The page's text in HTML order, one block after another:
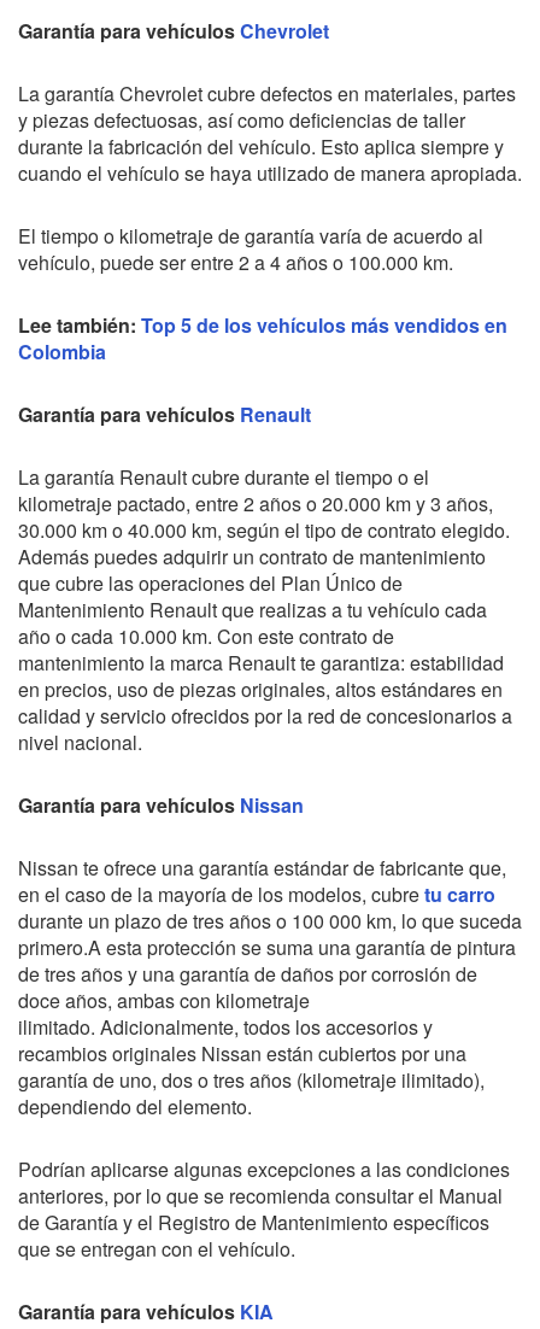
Garantía para vehículosChevrolet
La garantía Chevrolet cubre defectos en materiales, partes
y piezas defectuosas, así como deficiencias de taller
durante la fabricación del vehículo. Esto aplica siempre y
cuando el vehículo se haya utilizado de manera apropiada.
El tiempo o kilometraje de garantía varía de acuerdo al
vehículo, puede ser entre 2 a 4 años o 100.000 km.
Lee también: Top 5 de los vehículos más vendidos en
Colombia
Garantía para vehículos Renault
La garantía Renault cubre durante el tiempo o el
kilometraje pactado, entre2 años o 20.000 km y 3 años,
30.000 km o 40.000 km, según el tipo de contrato elegido.
Además puedes adquirir un contrato de mantenimiento
que cubre las operaciones del Plan Único de
Mantenimiento Renault que realizas a tu vehículo cada
año o cada 10.000 km. Con este contrato de
mantenimiento la marca Renault te garantiza: estabilidad
en precios, uso de piezas originales, altos estándares en
calidad y servicio ofrecidos por la red de concesionarios a
nivel nacional.
Garantía para vehículos Nissan
Nissan te ofrece una garantía estándar de fabricante que,
en el caso de la mayoría de los modelos, cubretu carro
durante un plazo de tres años o 100 000 km, lo que suceda
primero.A esta protección se suma una garantía de pintura
de tres años y una garantía de daños por corrosión de
doce años, ambas con kilometraje
ilimitado. Adicionalmente, todos los accesorios y
recambios originales Nissan están cubiertos por una
garantía de uno, dos o tres años (kilometraje ilimitado),
dependiendo del elemento.
Podrían aplicarse algunas excepciones a las condiciones
anteriores, por lo que se recomienda consultar el Manual
de Garantía y el Registro de Mantenimiento específicos
que se entregan con el vehículo.
Garantía para vehículos KIA